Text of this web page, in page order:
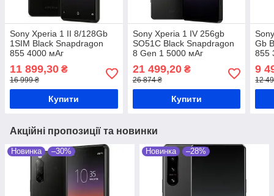
Sony Xperia 1 II 8/128Gb
1SIM Black Snapdragon
855 4000 мАг
11 899,30 ₴
16 999 ₴
Купити
Sony Xperia 1 IV 256gb
SO51C Black Snapdragon
8 Gen 1 5000 мАг
21 499,20₴
26 874 ₴
Купити
Gb
855
9
12
Акційні пропозиції та новинки
Новинка –30% Новинка –28%